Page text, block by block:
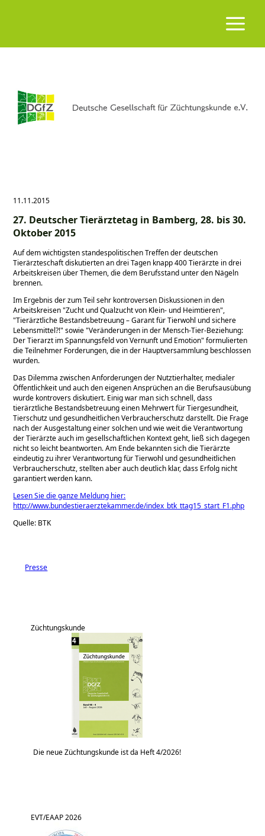
11.11.2015
27. Deutscher Tierärztetag in Bamberg, 28. bis 30.
Oktober 2015
Auf dem wichtigsten standespolitischen Treffen der deutschen
Tierärzteschaft diskutierten an drei Tagen knapp 400 Tierärzte in drei
Arbeitskreisen über Themen, die dem Berufsstand unter den Nägeln
brennen.
Im Ergebnis der zum Teil sehr kontroversen Diskussionen in den
Arbeitskreisen Zucht und Qualzucht von Klein- und Heimtieren ,
Tierärztliche Bestandsbetreuung – Garant für Tierwohl und sichere
Lebensmittel?! sowie Veränderungen in der Mensch-Tier-Beziehung:
Der Tierarzt im Spannungsfeld von Vernunft und Emotion formulierten
die Teilnehmer Forderungen, die in der Hauptversammlung beschlossen
wurden.
Das Dilemma zwischen Anforderungen der Nutztierhalter, medialer
Öffentlichkeit und auch den eigenen Ansprüchen an die Berufsausübung
wurde kontrovers diskutiert. Einig war man sich schnell, dass
tierärztliche Bestandsbetreuung einen Mehrwert für Tiergesundheit,
Tierschutz und gesundheitlichen Verbraucherschutz darstellt. Die Frage
nach der Ausgestaltung einer solchen und wie weit die Verantwortung
der Tierärzte auch im gesellschaftlichen Kontext geht, ließ sich dagegen
nicht so leicht beantworten. Am Ende bekannten sich die Tierärzte
eindeutig zu ihrer Verantwortung für Tierwohl und gesundheitlichen
Verbraucherschutz, stellten aber auch deutlich klar, dass Erfolg nicht
garantiert werden kann.
Lesen Sie die ganze Meldung hier:
http://www.bundestieraerztekammer.de/index_btk_ttag15_start_F1.php
Quelle: BTK
Presse
Züchtungskunde
Die neue Züchtungskunde ist da Heft 4/2026!
EVT/EAAP 2026